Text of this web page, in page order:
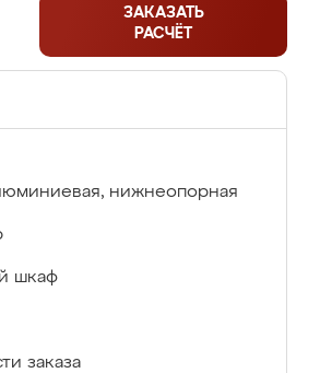
ЗАКАЗАТЬ
РАСЧЁТ
нижнеопорная
шкаф
заказа